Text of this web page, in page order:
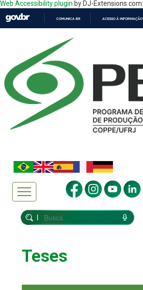
Web Accessibility plugin by DJ-Extensions.com
COMUNICA BR ACESSO À INFORMAÇÃO
Teses